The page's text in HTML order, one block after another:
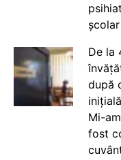
De la
după
Mi-
fost